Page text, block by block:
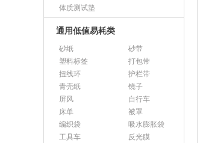
体质测试垫
通用低值易耗类
砂纸
砂带
塑料标签
打包带
扭线环
护栏带
青壳纸
镜子
屏风
自行车
床单
被罩
编织袋
吸水膨胀袋
工具车
反光膜